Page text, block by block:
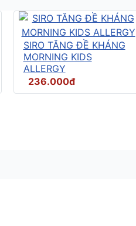
SIRO TĂNG ĐỀ KHÁNG
MORNING KIDS
ALLERGY
236.000đ